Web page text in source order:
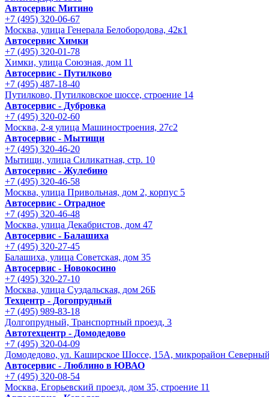
Автосервис Митино
+7 (495) 320-06-67
Москва, улица Генерала Белобородова, 42к1
Автосервис Химки
+7 (495) 320-01-78
Химки, улица Союзная, дом 11
Автосервис - Путилково
+7 (495) 487-18-40
Путилково, Путилковское шоссе, строение 14
Автосервис - Дубровка
+7 (495) 320-02-60
Москва, 2-я улица Машиностроения, 27с2
Автосервис - Мытищи
+7 (495) 320-46-20
Мытищи, улица Силикатная, стр. 10
Автосервис - Жулебино
+7 (495) 320-46-58
Москва, улица Привольная, дом 2, корпус 5
Автосервис - Отрадное
+7 (495) 320-46-48
Москва, улица Декабристов, дом 47
Автосервис - Балашиха
+7 (495) 320-27-45
Балашиха, улица Советская, дом 35
Автосервис - Новокосино
+7 (495) 320-27-10
Москва, улица Суздальская, дом 26Б
Техцентр - Догопрудный
+7 (495) 989-83-18
Долгопрудный, Транспортный проезд, 3
Автотехцентр - Домодедово
+7 (495) 320-04-09
Домодедово, ул. Каширское Шоссе, 15А, микрорайон
Автосервис - Люблино в ЮВАО
+7 (495) 320-08-54
Москва, Егорьевский проезд, дом 35, строение 11